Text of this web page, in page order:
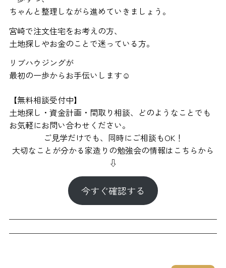
ちゃんと整理しながら進めていきましょう。
宮崎で注文住宅をお考えの方、
土地探しやお金のことで迷っている方。
リブハウジングが
最初の一歩からお手伝いします☺️
【無料相談受付中】
土地探し・資金計画・間取り相談、どのようなことでも
お気軽にお問い合わせください。
ご見学だけでも、同時にご相談もOK！
大切なことが分かる家造りの勉強会の情報はこちらから
⇩
今すぐ確認する